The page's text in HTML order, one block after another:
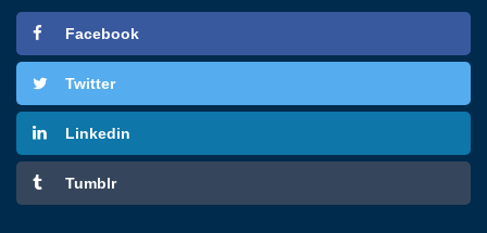
Facebook
Twitter
Linkedin
Tumblr